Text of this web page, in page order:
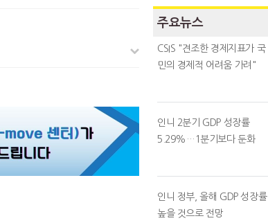
주요뉴스
CSIS "견조한 경제지표가 국
민의 경제적 어려움 가려"
인니 2분기 GDP 성장률
5.29%…1분기보다 둔화
인니 정부, 올해 GDP 성장률
높을 것으로 전망